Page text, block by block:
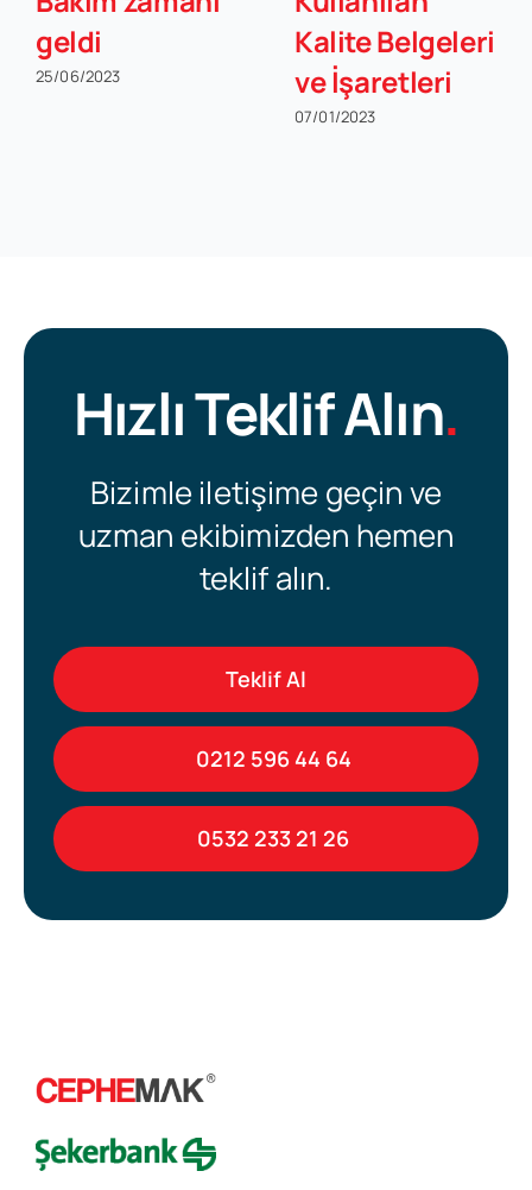
geldi
25/06/2023
Kalite Belgeleri
ve İşaretleri
07/01/2023
Hızlı Teklif Alın.
Bizimle iletişime geçin ve
uzman ekibimizden hemen
teklif alın.
Teklif Al
0212 596 44 64
0532 233 21 26